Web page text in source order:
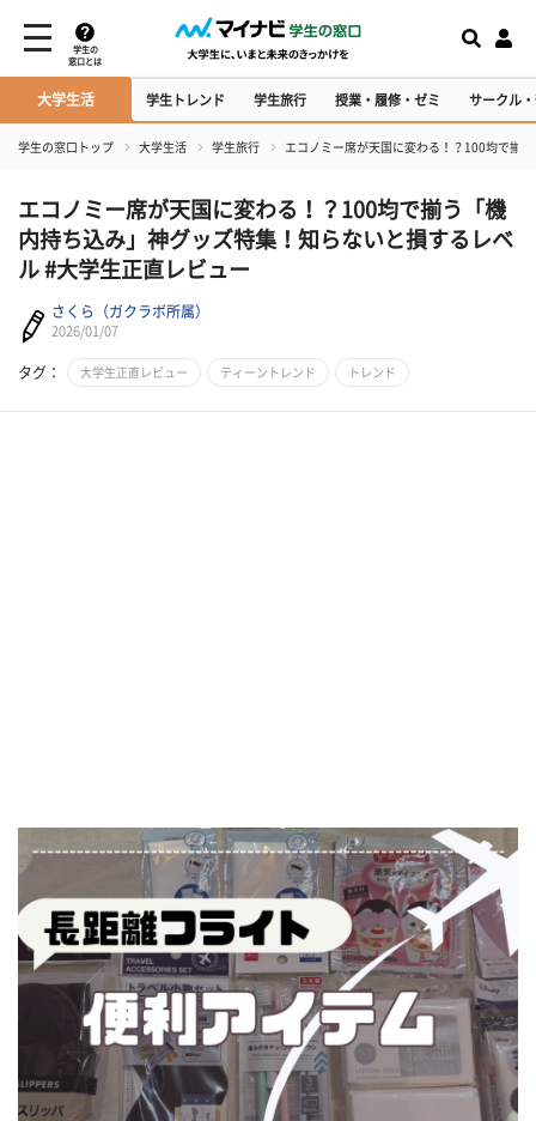
学生の
窓口とは
大学生活 学生トレンド 学生旅行 授業・履修・ゼミ サークル
学生の窓口トップ 大学生活 学生旅行 エコノミー席が天国に変わる！？100均で揃
エコノミー席が天国に変わる！？100均で揃う「機
内持ち込み」神グッズ特集！知らないと損するレベ
ル #大学生正直レビュー
さくら（ガクラボ所属）
2026/01/07
タグ： 大学生正直レビュー ティーントレンド トレンド